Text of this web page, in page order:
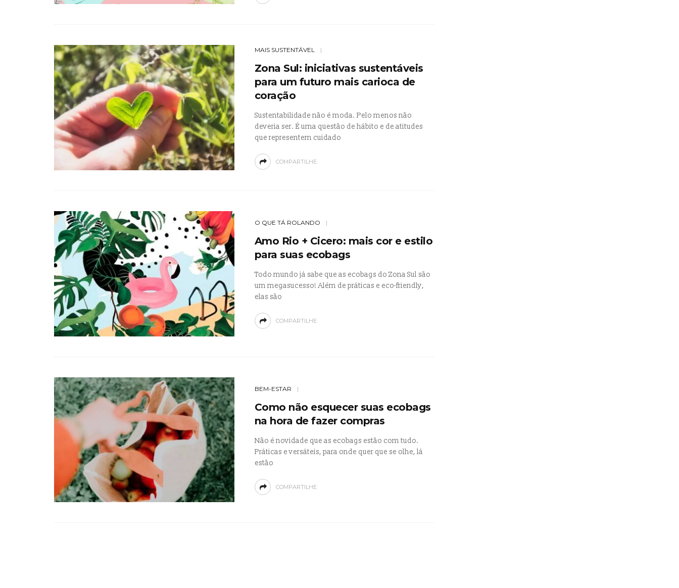
MAIS SUSTENTÁVEL
Zona Sul: iniciativas sustentáveis
para um futuro mais carioca de
coração
Sustentabilidade não é moda. Pelo menos não
deveria ser. É uma questão de hábito e de atitudes
que representem cuidado
COMPARTILHE
O QUE TÁ ROLANDO
Amo Rio + Cicero: mais cor e estilo
para suas ecobags
Todo mundo já sabe que as ecobags do Zona Sul são
um megasucesso! Além de práticas e eco-friendly,
elas são
COMPARTILHE
BEM-ESTAR
Como não esquecer suas ecobags
na hora de fazer compras
Não é novidade que as ecobags estão com tudo.
Práticas e versáteis, para onde quer que se olhe, lá
estão
COMPARTILHE